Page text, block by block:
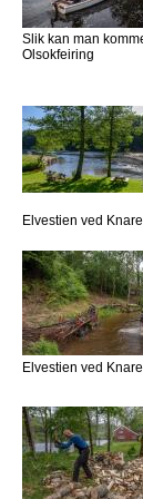
Slik kan man
Olsokfeiring
Elvestien ved
Elvestien ved